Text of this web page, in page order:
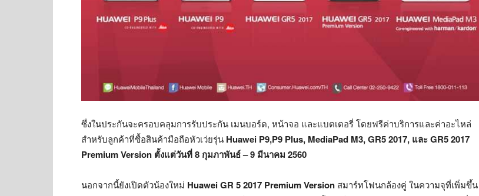
ซึ่งในประกันจะครอบคลุมการรับประกัน เมนบอร์ด, หน้าจอ และแบตเตอรี่ โดยฟรีค่าบริการและค่าอะไหล่
สำหรับลูกค้าที่ซื้อสินค้ามือถือหัวเว่ยรุ่น Huawei P9,P9 Plus, MediaPad M3, GR5 2017, และ GR5 2017
Premium Version ตั้งแต่วันที่ 8 กุมภาพันธ์ – 9 มีนาคม 2560
นอกจากนี้ยังเปิดตัวน้องใหม่ Huawei GR 5 2017 Premium Version สมาร์ทโฟนกล้องคู่ ในความจุที่เพิ่มขึ้น